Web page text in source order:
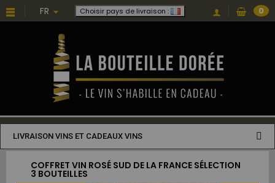
FR Choisir pays de livraison : 0
LIVRAISON VINS ET CADEAUX VINS
COFFRET VIN ROSÉ SUD DE LA FRANCE SÉLECTION
3 BOUTEILLES